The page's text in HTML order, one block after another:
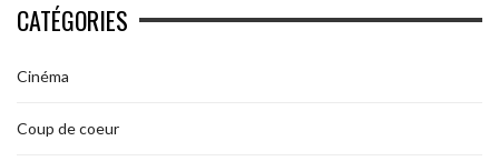
CATÉGORIES
Cinéma
Coup de coeur